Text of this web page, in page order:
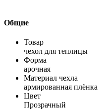
Общие
Товар
чехол для теплицы
Форма
арочная
Материал чехла
армированная плёнка
Цвет
Прозрачный